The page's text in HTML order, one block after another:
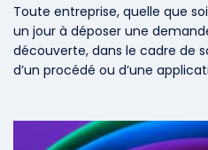
Toute entreprise, quelle que
un jour à déposer une
découverte, dans le cadre de
d’un procédé ou d’une